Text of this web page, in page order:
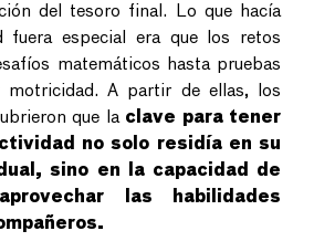
del tesoro final. Lo que hacía
fuera especial era que los retos
matemáticos hasta pruebas
motricidad. A partir de ellas, los
que la clave para tener
no solo residía en su
sino en la capacidad de
las habilidades